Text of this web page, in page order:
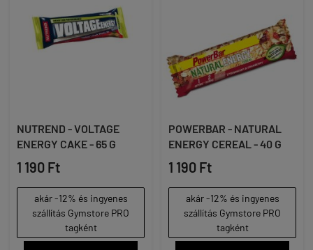
NUTREND - VOLTAGE
ENERGY CAKE - 65 G
1 190 Ft
akár -12% és ingyenes
szállítás Gymstore PRO
tagként
POWERBAR - NATURAL
ENERGY CEREAL - 40 G
1 190 Ft
akár -12% és ingyenes
szállítás Gymstore PRO
tagként